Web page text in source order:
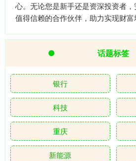
心。无论您是新手还是资深投资者
值得信赖的合作伙伴，助力实现财富
话题标签
银行
科技
重庆
新能源